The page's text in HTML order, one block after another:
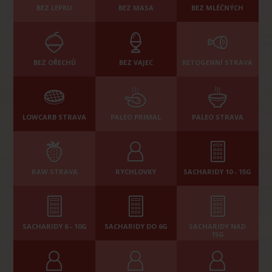
BEZ LEPKU BEZ MASA BEZ MLÉČNÝCH
BEZ OŘECHŮ BEZ VAJEC KETOGENNÍ STRAVA
LOWCARB STRAVA PALEO PRIMAL PALEO STRAVA
RAW STRAVA RYCHLOVKY SACHARIDY 10 - 15G
SACHARIDY 6 - 10G SACHARIDY DO 6G
SACHARIDY NAD
15G